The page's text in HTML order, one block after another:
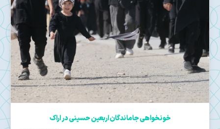
خونخواهی جاماندگان اربعین حسینی در اراک